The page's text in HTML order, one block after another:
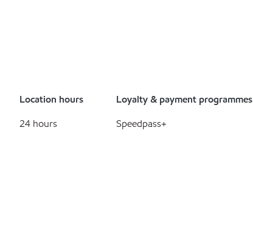
Location hours
24 hours
Loyalty & payment programmes
Speedpass+